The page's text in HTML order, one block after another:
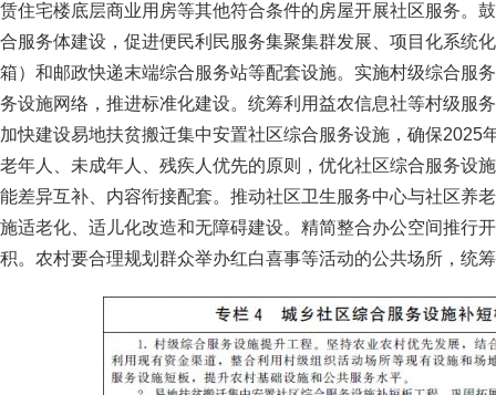
赁住宅楼底层商业用房等其他符合条件的房屋开展社区服务。
合服务体建设，促进便民利民服务集聚集群发展、项目化系统
箱）和邮政快递末端综合服务站等配套设施。实施村级综合服
务设施网络，推进标准化建设。统筹利用益农信息社等村级服
加快建设易地扶贫搬迁集中安置社区综合服务设施，确保2025
老年人、未成年人、残疾人优先的原则，优化社区综合服务设
能差异互补、内容衔接配套。推动社区卫生服务中心与社区养
施适老化、适儿化改造和无障碍建设。精简整合办公空间推行
积。农村要合理规划群众举办红白喜事等活动的公共场所，统